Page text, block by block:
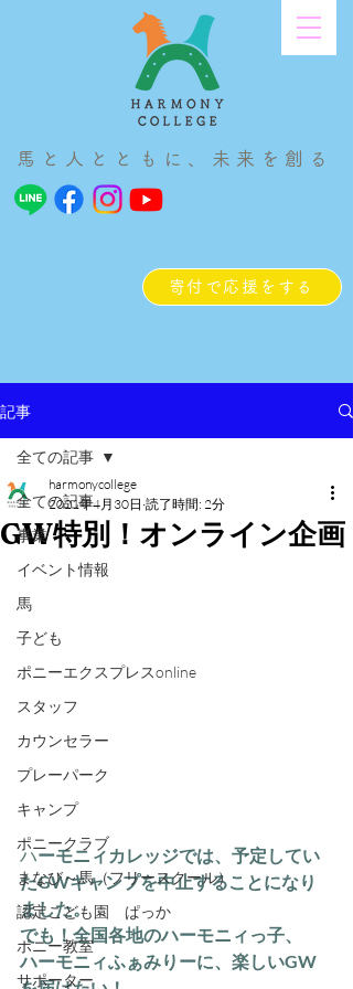
寄付で応援をする
馬と人とともに、未来を創る
記事
全ての記事
事業
イベント情報
馬
子ども
ポニーエクスプレスonline
スタッフ
カウンセラー
プレーパーク
キャンプ
ポニークラブ
まなび～馬（フリースクール）
認定こども園 ぱっか
ポニー教室
サポーター
全ての記事
GW特別！オンライン企画
harmonycollege
2021年4月30日 読了時間: 2分
ハーモニィカレッジでは、予定してい
たGWキャンプを中止することになり
ました。
でも！全国各地のハーモニィっ子、
ハーモニィふぁみりーに、楽しいGW